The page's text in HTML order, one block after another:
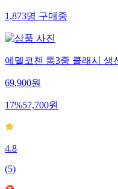
1,873명 구매중
에델코첸 통3중 클래시 생
69,900원
17%57,700원
4.8
(5)